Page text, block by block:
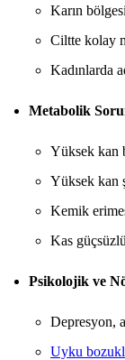
Karın
Ciltte kolay
Kadınlarda
Metabolik
Yüksek kan
Yüksek kan
Kemik
Kas
Psikolojik ve
Depresyon,
Uyku